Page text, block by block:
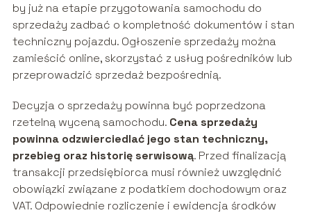
by już na etapie przygotowania samochodu do
sprzedaży zadbać o kompletność dokumentów i stan
techniczny pojazdu. Ogłoszenie sprzedaży można
zamieścić online, skorzystać z usług pośredników lub
przeprowadzić sprzedaż bezpośrednią.
Decyzja o sprzedaży powinna być poprzedzona
rzetelną wyceną samochodu. Cena sprzedaży
powinna odzwierciedlać jego stan techniczny,
przebieg oraz historię serwisową. Przed finalizacją
transakcji przedsiębiorca musi również uwzględnić
obowiązki związane z podatkiem dochodowym oraz
VAT. Odpowiednie rozliczenie i ewidencja środków